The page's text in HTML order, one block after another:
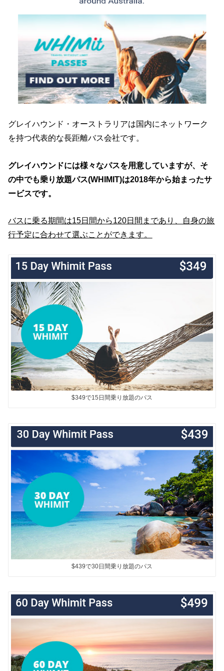
グレイハウンド・オーストラリアは国内にネットワーク
を持つ代表的な長距離バス会社です。
グレイハウンドには様々なパスを用意していますが、そ
の中でも乗り放題パス(WHIMIT)は2018年から始まったサ
ービスです。
バスに乗る期間は15日間から120日間まであり、自身の旅
行予定に合わせて選ぶことができます。
$349で15日間乗り放題のパス
$439で30日間乗り放題のパス